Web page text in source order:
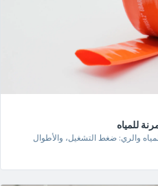
لتصريف المياه والري: ضغط التشغيل، والأطوال